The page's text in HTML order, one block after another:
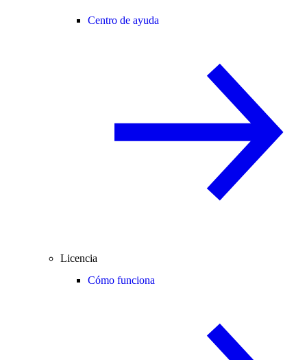
Centro de ayuda
Licencia
Cómo funciona